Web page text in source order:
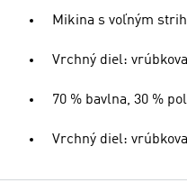
Mikina s voľným
Vrchný diel:
70 % bavlna, 30 %
Vrchný diel: